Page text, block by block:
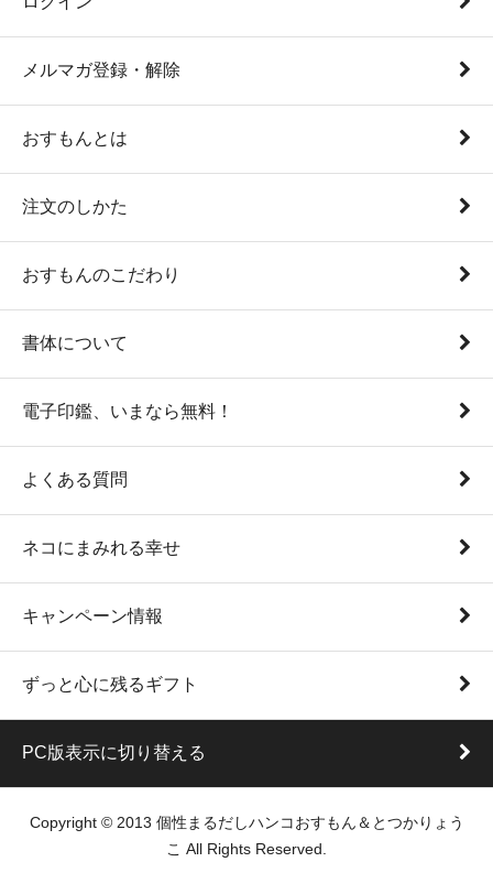
メルマガ登録・解除
おすもんとは
注文のしかた
おすもんのこだわり
書体について
電子印鑑、いまなら無料！
よくある質問
ネコにまみれる幸せ
キャンペーン情報
ずっと心に残るギフト
PC版表示に切り替える
Copyright © 2013 個性まるだしハンコおすもん＆とつかりょう
こ All Rights Reserved.